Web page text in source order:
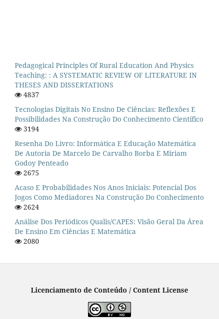
Pedagogical Principles Of Rural Education And Physics
Teaching: : A SYSTEMATIC REVIEW OF LITERATURE IN
THESES AND DISSERTATIONS
4837
Tecnologias Digitais No Ensino De Ciências: Reflexões E
Possibilidades Na Construção Do Conhecimento Científico
3194
Resenha Do Livro: Informática E Educação Matemática
De Autoria De Marcelo De Carvalho Borba E Miriam
Godoy Penteado
2675
Acaso E Probabilidades Nos Anos Iniciais: Potencial Dos
Jogos Como Mediadores Na Construção Do Conhecimento
2624
Análise Dos Periódicos Qualis/CAPES: Visão Geral Da Área
De Ensino Em Ciências E Matemática
2080
Licenciamento de Conteúdo / Content License